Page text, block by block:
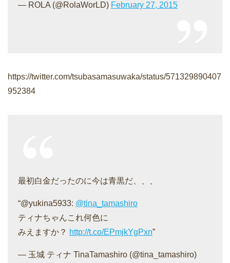
— ROLA (@RolaWorLD) February 27, 2015
https://twitter.com/tsubasamasuwaka/status/571329890407
952384
最初白金だったのに今は青黒だ、、、
“@yukina5933: @tina_tamashiro
ティナちゃんこれ何色に
みえますか？ http://t.co/EPmjkYgPxn”
— 玉城 ティナ TinaTamashiro (@tina_tamashiro)